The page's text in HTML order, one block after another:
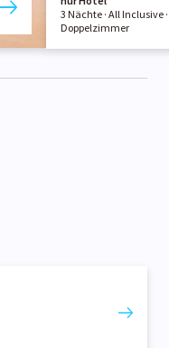
3 Nächte · All Inclusive ·
Doppelzimmer